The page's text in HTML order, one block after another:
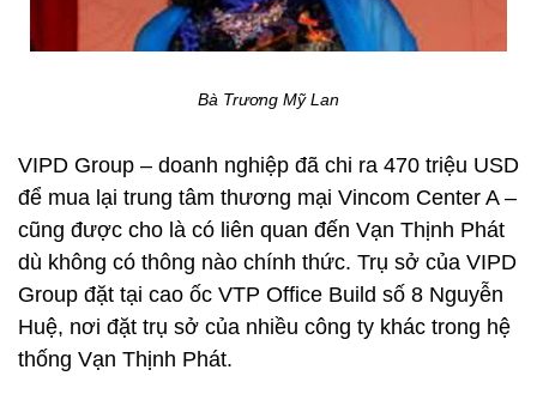
Bà Trương Mỹ Lan
VIPD Group – doanh nghiệp đã chi ra 470 triệu USD
để mua lại trung tâm thương mại Vincom Center A –
cũng được cho là có liên quan đến Vạn Thịnh Phát
dù không có thông nào chính thức. Trụ sở của VIPD
Group đặt tại cao ốc VTP Office Build số 8 Nguyễn
Huệ, nơi đặt trụ sở của nhiều công ty khác trong hệ
thống Vạn Thịnh Phát.